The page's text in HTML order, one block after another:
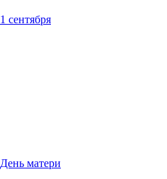
1 сентября
День матери